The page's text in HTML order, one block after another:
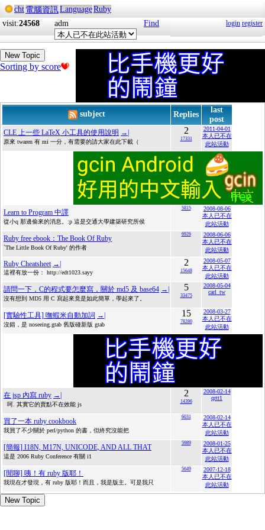
cht 電腦資訊LanguageRuby
visit:24568 adm Find login register
New Topic
Sorting by score
subject Replies
last
post
CLE 上一些 LaTeX 小工具的使用說明 →|
原來 twaren 有 mi 一分，有需要的請大家在此下載（
2
17331
2011-04-01
本人已不在
此站活動
Learn to Program 中譯
從小q 那邊偷來的消息。:p 這是交通大學建築研究所侯
5815
2008-08-06
本人已不在
此站活動
Ruby free ebook：The Book Of Ruby
`The Little Book Of Ruby' 的作者
6926
2008-06-06
本人已不在
此站活動
Ruby Cheatsheet →|
這裡有放一份： http://edt1023.sayy
2
15648
2008-05-07
本人已不在
此站活動
請問一下，C的程式要怎麼寫，關於 md5 及 base64 →|
沒有想到 MD5 用 C 寫起來竟是如此簡單，學起來了。
5
33475
2008-05-04
carl_tw
[實驗性工具] 嘸蝦米自動加詞 →|
沒錯，是 noseeing.gtab 舊版碰新版 gtab
15
78280
2008-03-27
本人已不在
此站活動
在 jsp 內寫 ruby →|
呵. 其實它的賣點不在效能 js
2
14396
2008-02-14
qrtt1
買了一本 ruby cookbook
我買了不少關於 perl/python 的書，但終究沒能把
6031
2008-02-14
本人已不在
此站活動
[簡報] I18N, M17N, UNICODE, AND ALL THAT
這是 2006 Ruby Conference 有關 i1
5989
2008-01-25
本人已不在
此站活動
[閒聊] 咦！有 ruby 版耶！
我現在才發現，有 ruby 版耶！而且，我是版主。可是我只
5649
2007-12-18
本人已不在
此站活動
New Topic